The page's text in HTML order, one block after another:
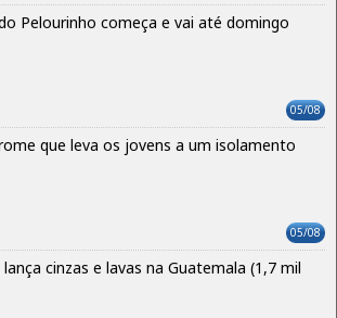
Pelourinho começa e vai até domingo
05/08
que leva os jovens a um isolamento
05/08
cinzas e lavas na Guatemala (1,7 mil